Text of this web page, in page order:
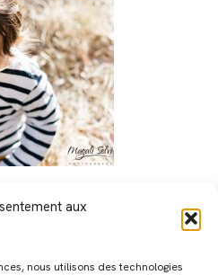
aux
nous utilisons des technologies